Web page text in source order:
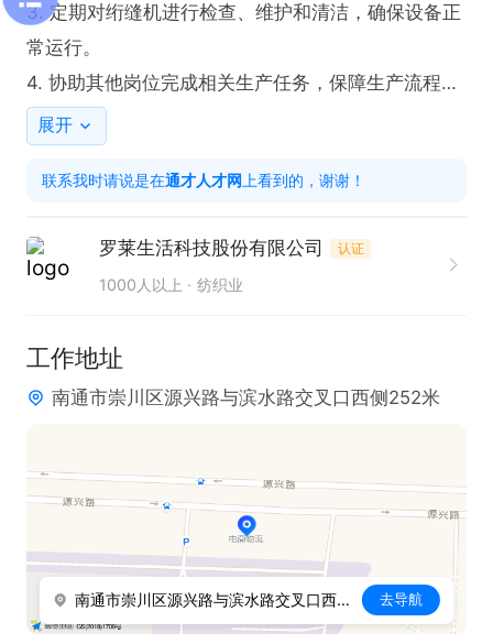
3. 定期对绗缝机进行检查、维护和清洁，确保设备正
常运行。
4. 协助其他岗位完成相关生产任务，保障生产流程的
顺畅衔接。
任职要求：
入。
2. 具备良好的责任心与耐心，注重细节，能够专注于
3. 拥有较强的学习能力，可快速掌握绗缝机操作技
能。
质。
只需两步，轻松找工作：1、先点击投简历；2、再打
电话。联系时请说是在通才人才网看到的！
展开
联系我时请说是在通才人才网 上看到的，谢谢！
罗莱生活科技股份有限公司 认证
1000人以上 纺织业
工作地址
南通市崇川区源兴路与滨水路交叉口西侧252米
南通市崇川区源兴路与滨水路交叉口西侧252米 去导航